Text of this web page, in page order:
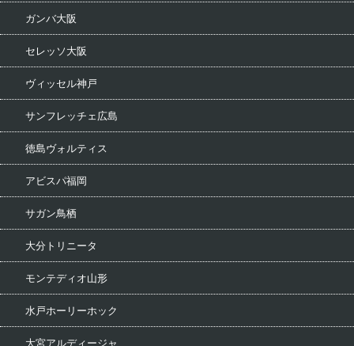
ガンバ大阪
セレッソ大阪
ヴィッセル神戸
サンフレッチェ広島
徳島ヴォルティス
アビスパ福岡
サガン鳥栖
大分トリニータ
モンテディオ山形
水戸ホーリーホック
大宮アルディージャ